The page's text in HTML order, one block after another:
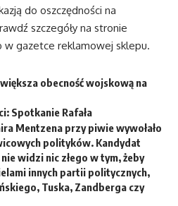
do oszczędności na
szczegóły na stronie
gazetce reklamowej sklepu.
obecność wojskową na
Spotkanie Rafała
Mentzena przy piwie wywołało
polityków. Kandydat
widzi nic złego w tym, żeby
innych partii politycznych,
Tuska, Zandberga czy